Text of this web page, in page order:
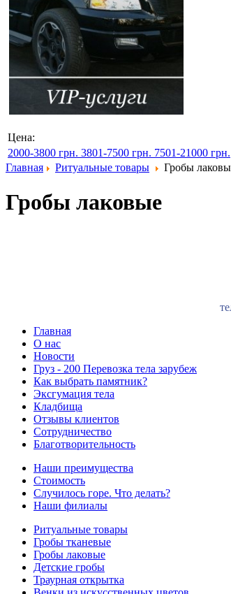
Цена:
2000-3800 грн. 3801-7500 грн. 7501-21000 грн.
Главная
Ритуальные товары Гробы
Гробы лаковые
Главная
О нас
Новости
Груз - 200 Перевозка тела зарубеж
Как выбрать памятник?
Эксгумация тела
Кладбища
Отзывы клиентов
Сотрудничество
Благотворительность
Наши преимущества
Стоимость
Случилось горе. Что делать?
Наши филиалы
Ритуальные товары
Гробы тканевые
Гробы лаковые
Детские гробы
Траурная открытка